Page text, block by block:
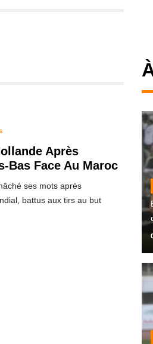
Après
Bas Face Au Maroc
ses mots après
battus aux tirs au but